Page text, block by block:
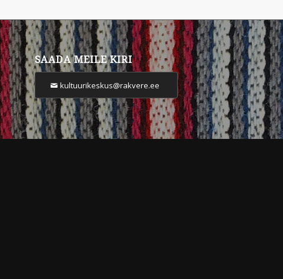
SAADA MEILE KIRI
kultuurikeskus@rakvere.ee